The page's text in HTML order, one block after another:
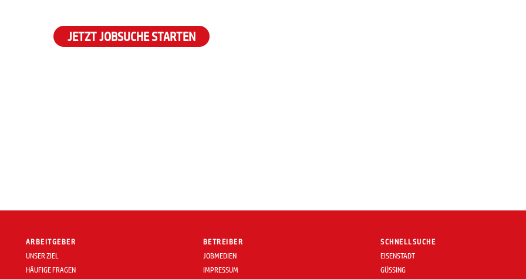
JETZT JOBSUCHE STARTEN
ARBEITGEBER
UNSER ZIEL
HÄUFIGE FRAGEN
BETREIBER
JOBMEDIEN
IMPRESSUM
SCHNELLSUCHE
EISENSTADT
GÜSSING